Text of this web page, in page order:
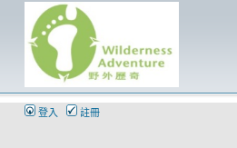
登入 註冊